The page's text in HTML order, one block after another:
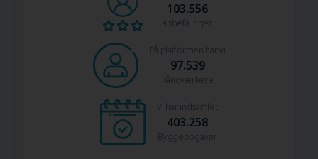
103.556
anbefalinger
På platformen har vi
97.539
håndværkere
Vi har indsamlet
403.258
Byggeopgaver